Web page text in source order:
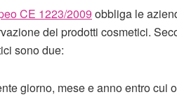
CE 1223/2009 obbliga le
dei prodotti cosmetici.
sono due:
giorno, mese e anno entro cui